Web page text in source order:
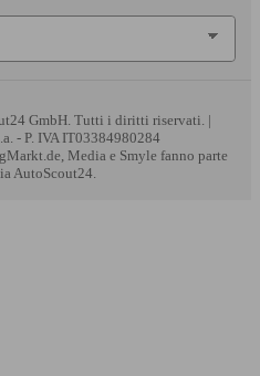
GmbH. Tutti i diritti riservati. |
- P. IVA IT03384980284
Media e Smyle fanno parte
AutoScout24.